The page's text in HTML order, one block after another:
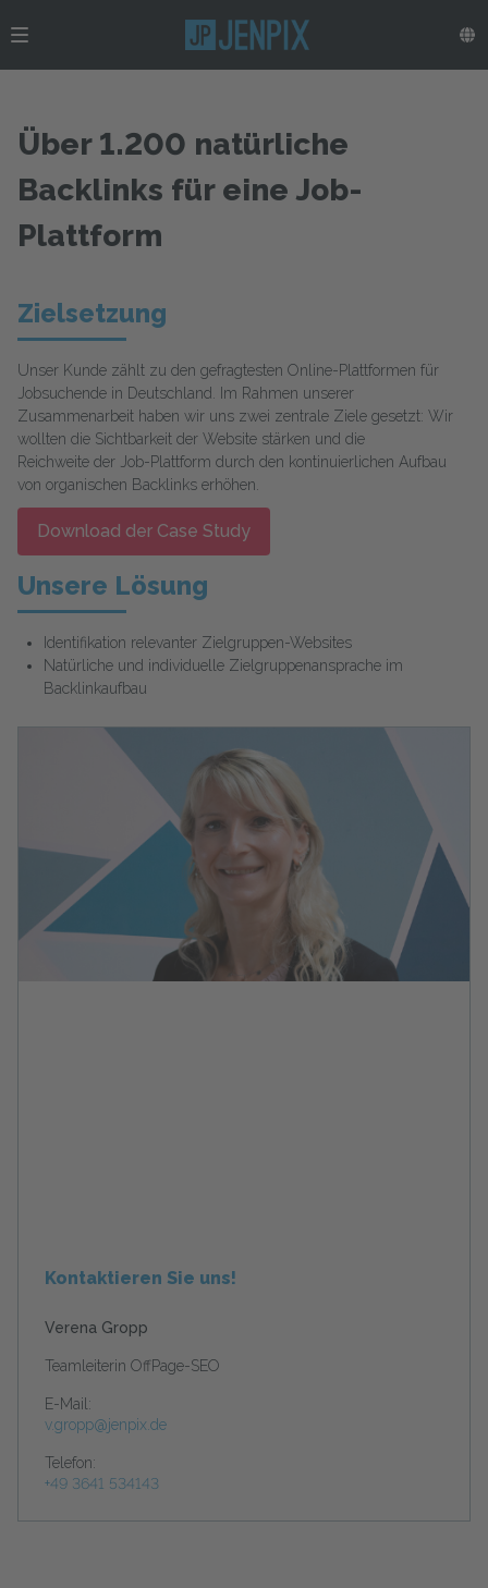
Über 1.200 natürliche
Backlinks für eine Job-
Plattform
Zielsetzung
Unser Kunde zählt zu den gefragtesten Online-Plattformen für
Jobsuchende in Deutschland. Im Rahmen unserer
Zusammenarbeit haben wir uns zwei zentrale Ziele gesetzt: Wir
wollten die Sichtbarkeit der Website stärken und die
Reichweite der Job-Plattform durch den kontinuierlichen Aufbau
von organischen Backlinks erhöhen.
Download der Case Study
Unsere Lösung
Identifikation relevanter Zielgruppen-Websites
Natürliche und individuelle Zielgruppenansprache im
Backlinkaufbau
Kontaktieren Sie uns!
Verena Gropp
Teamleiterin OffPage-SEO
E-Mail:
v.gropp@jenpix.de
Telefon:
+49 3641 534143